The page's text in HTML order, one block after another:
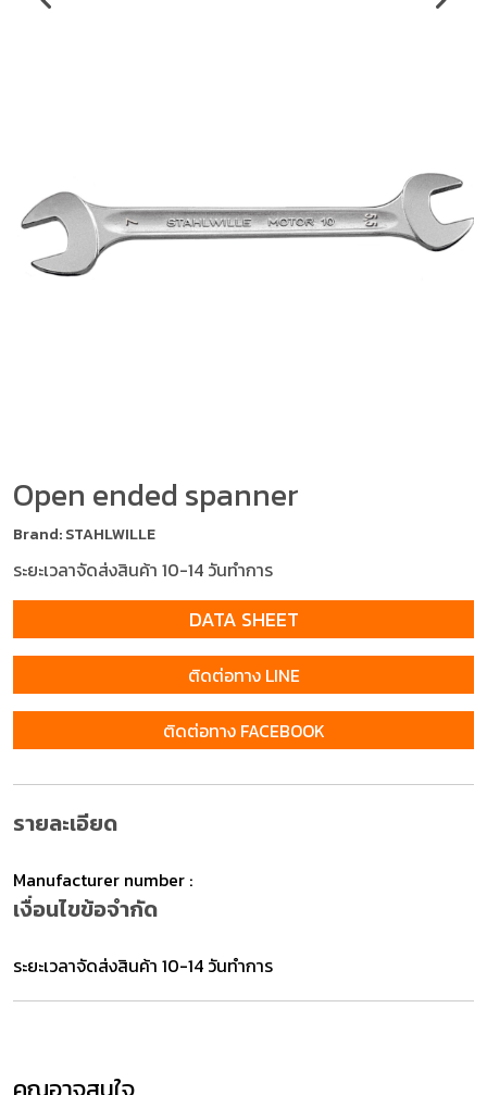
Open ended spanner
Brand: STAHLWILLE
ระยะเวลาจัดส่งสินค้า 10-14 วันทำการ
DATA SHEET
ติดต่อทาง LINE
ติดต่อทาง FACEBOOK
รายละเอียด
Manufacturer number :
เงื่อนไขข้อจำกัด
ระยะเวลาจัดส่งสินค้า 10-14 วันทำการ